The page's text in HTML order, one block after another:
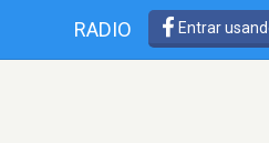
RADIO Entrar